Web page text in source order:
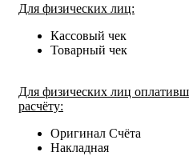
Для физических лиц:
Кассовый чек
Товарный чек
Для физических лиц
расчёту:
Оригинал Счёта
Накладная